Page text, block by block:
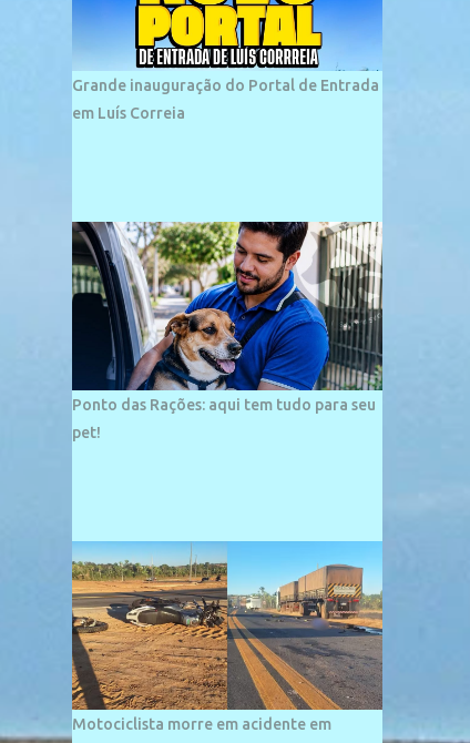
que não chegam a 2 metros de altura, não
apresentando dunas em seu espaço
geográfico. Não se sabe ao certo porque a
praia leva esse nome, e muitas das suas
vizinhos. O bairro onde se localiza a praia é
palco de amplos investimentos e projetos
grandiosos como hotéis, pousadas e
residências de veraneio de grande porte. O
maior empreendimento fixado nessa área é
o SESC Praia, inaugurado em 12 de julho de
1996. Com arquitetura moderna,...
Grande inauguração do Portal de Entrada
em Luís Correia
Ponto das Rações: aqui tem tudo para seu
pet!
Motociclista morre em acidente em